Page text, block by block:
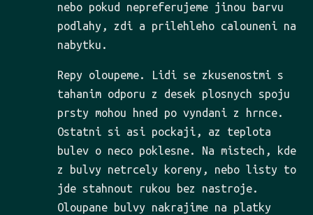
nebo pokud nepreferujeme jinou barvu
podlahy, zdi a prilehleho calouneni na
nabytku.
Repy oloupeme. Lidi se zkusenostmi s
tahanim odporu z desek plosnych spoju
prsty mohou hned po vyndani z hrnce.
Ostatni si asi pockaji, az teplota
bulev o neco poklesne. Na mistech, kde
z bulvy netrcely koreny, nebo listy to
jde stahnout rukou bez nastroje.
Oloupane bulvy nakrajime na platky